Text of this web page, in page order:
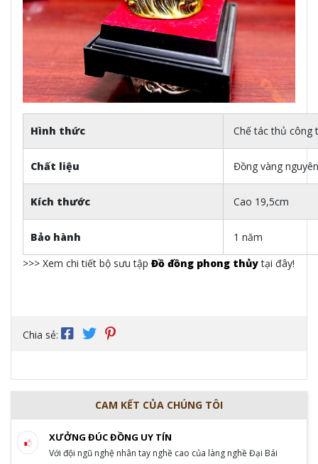
Hình thức Chế tác thủ công
Chất liệu Đồng vàng
Kích thước Cao 19,5cm
Bảo hành
1 năm
>>> Xem chi tiết bộ sưu tập Đồ đồng phong thủytại đây!
Chia sẻ:
CAM KẾT CỦA CHÚNG TÔI
XƯỞNG ĐÚC ĐỒNG UY TÍN
Với đội ngũ nghệ nhân tay nghề cao của làng nghề Đại Bái